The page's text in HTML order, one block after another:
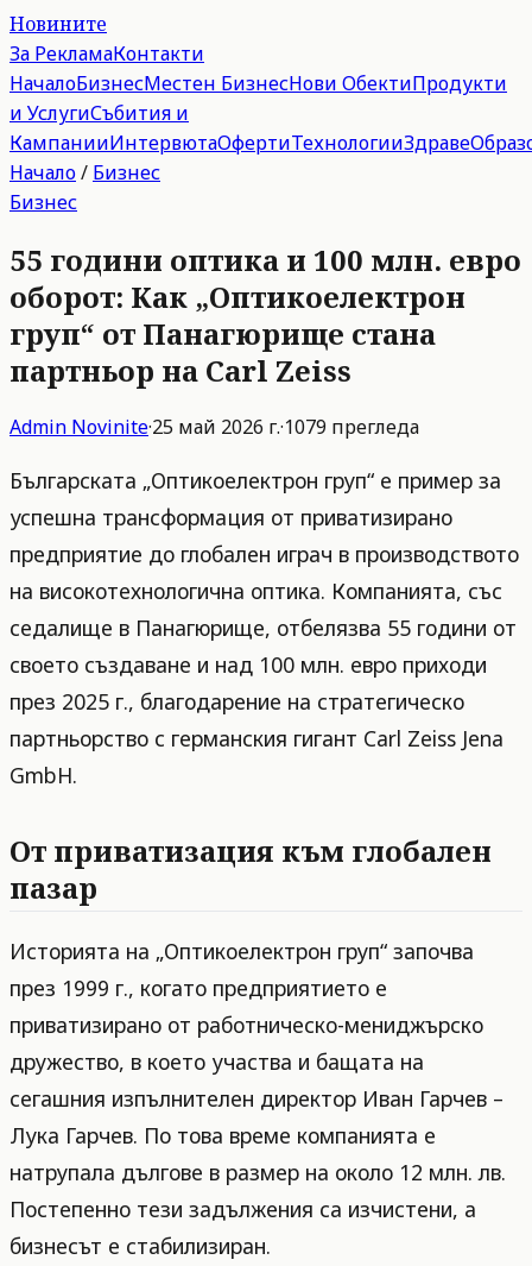
Новините
За РекламаКонтакти
НачалоБизнесМестен БизнесНови ОбектиПродукти
и УслугиСъбития и
КампанииИнтервютаОфертиТехнологииЗдраве
Начало/ Бизнес
Бизнес
55 години оптика и 100 млн. евро
оборот: Как „Оптикоелектрон
груп“ от Панагюрище стана
партньор на Carl Zeiss
Admin Novinite·25 май 2026 г.·1079 прегледа
Българската „Оптикоелектрон груп“ е пример за
успешна трансформация от приватизирано
предприятие до глобален играч в производството
на високотехнологична оптика. Компанията, със
седалище в Панагюрище, отбелязва 55 години от
своето създаване и над 100 млн. евро приходи
през 2025 г., благодарение на стратегическо
партньорство с германския гигант Carl Zeiss Jena
GmbH.
От приватизация към глобален
пазар
Историята на „Оптикоелектрон груп“ започва
през 1999 г., когато предприятието е
приватизирано от работническо-мениджърско
дружество, в което участва и бащата на
сегашния изпълнителен директор Иван Гарчев –
Лука Гарчев. По това време компанията е
натрупала дългове в размер на около 12 млн. лв.
Постепенно тези задължения са изчистени, а
бизнесът е стабилизиран.